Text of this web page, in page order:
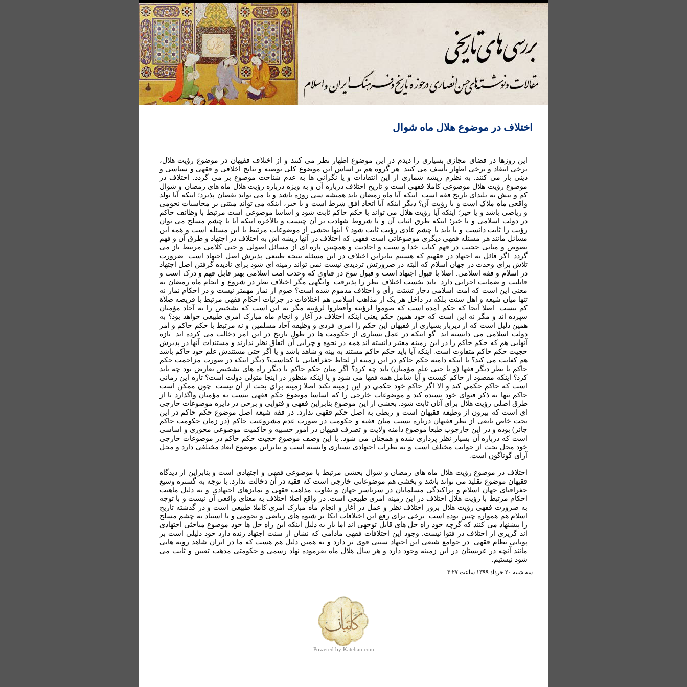
اختلاف در موضوع هلال ماه شوال
اين روزها در فضای مجازی بسياری را ديدم در اين موضوع اظهار نظر می کنند و از اختلاف فقيهان در موضوع رؤيت هلال،
برخی انتقاد و برخی اظهار تأسف می کنند. هر گروه هم بر اساس اين موضوع کلی توصيه و نتايج اخلاقی و فقهی و سياسی و
دينی بار می کنند. به نظرم ريشه شماری از اين انتقادات و يا نگرانی ها به عدم شناخت موضوع بر می گردد. اختلاف در
موضوع رؤيت هلال موضوعی کاملا فقهی است و تاريخ اختلاف درباره آن و به ويژه درباره رؤيت هلال ماه های رمضان و شوال
کم و بيش به بلندای تاريخ فقه است. اينکه آيا ماه رمضان بايد هميشه سی روزه باشد و يا می تواند نقصان پذيرد؛ اينکه آيا تولد
واقعی ماه ملاک است و يا رؤيت آن؟ ديگر اينکه آيا اتحاد افق شرط است و يا خير، اينکه می تواند مبتنی بر محاسبات نجومی
و رياضی باشد و يا خير؛ اينکه آيا رؤيت هلال می تواند با حکم حاکم ثابت شود و اساسا موضوعی است مرتبط با وظائف حاکم
در دولت اسلامی و يا خير؛ اينکه طرق اثبات آن و يا شروط شهادت بر آن چيست و بالأخره اينکه آيا با چشم مسلح می توان
رؤيت را ثابت دانست و يا بايد با چشم عادی رؤيت ثابت شود.؟ اينها بخشی از موضوعات مرتبط با اين مسئله است و همه اين
مسائل مانند هر مسئله فقهی ديگری موضوعاتی است فقهی که اختلاف در آنها ريشه اش به اختلاف در اجتهاد و طرق آن و فهم
نصوص و مبانی حجيت در فهم کتاب خدا و سنت و احاديث و همچنين پاره ای از مسائل اصولی و حتی کلامی مرتبط باز می
گردد. اگر قائل به اجتهاد در فقهيم که هستيم بنابراين اختلاف در اين مسئله نتيجه طبيعی پذيرش اصل اجتهاد است. ضرورت
تلاش برای وحدت در جهان اسلام که البته در ضرورتش تردیدی نیست نمی تواند زمینه ای شود برای نادیده گرفتن اصل اجتهاد
در اسلام و فقه اسلامی. اصلا با قبول اجتهاد است و قبول تنوع در فتاوی که وحدت امت اسلامی بهتر قابل فهم و درک است و
قابلیت و ضمانت اجرایی دارد. باید نخست اختلاف نظر را پذیرفت. وانگهی مگر اختلاف نظر در شروع و انجام ماه رمضان به
معنی اين است که امت اسلامی دچار تشتت رأی و اختلاف مذموم شده است؟ صوم از نماز مهمتر نيست و در احکام نماز نه
تنها ميان شيعه و اهل سنت بلکه در داخل هر یک از مذاهب اسلامی هم اختلافات در جزئيات احکام فقهی مرتبط با فريضه صلاة
کم نيست. اصلا آنجا که حکم آمده است که صوموا لرؤيته وأفطروا لرؤيته مگر نه اين است که تشخيص را به آحاد مؤمنان
سپرده اند و مگر نه اين است که خود همين حکم يعنی اينکه اختلاف در آغاز و انجام ماه مبارک امری طبيعی خواهد بود؟ به
همين دليل است که از ديرباز بسياری از فقيهان اين حکم را امری فردی و وظيفه آحاد مسلمين و نه مرتبط با حکم حاکم و امر
دولت اسلامی می دانسته اند. گو اينکه در عمل بسیاری از حکومت ها در طول تاريخ در اين امر دخالت می کرده اند. تازه
آنهایی هم که حکم حاکم را در اين زمينه معتبر دانسته اند همه در نحوه و چرایی آن اتفاق نظر ندارند و مستندات آنها در پذيرش
حجيت حکم حاکم متفاوت است. اينکه آيا بايد حکم حاکم مستند به بينه و شاهد باشد و يا اگر حتی مستندش علم خود حاکم باشد
هم کفايت می کند؟ يا اينکه دامنه حکم حاکم در این زمینه از لحاظ جغرافیایی تا کجاست؟ ديگر اينکه در صورت مزاحمت حکم
حاکم با نظر ديگر فقها (و يا حتی علم مؤمنان) بايد چه کرد؟ اگر میان حکم حاکم با دیگر راه های تشخیص تعارض بود چه باید
کرد؟ اينکه مقصود از حاکم کيست و آيا شامل همه فقها می شود و يا اينکه منظور در اینجا متولی دولت است؟ تازه اين زمانی
است که حاکم حکمی کند و الا اگر حاکم خود حکمی در اين زمينه نکند اصلا زمينه برای بحث از آن نيست. چون ممکن است
حاکم تنها به ذکر فتوای خود بسنده کند و موضوعات خارجی را که اساسا موضوع حکم فقهی نيست به مؤمنان واگذارد تا از
طرق اصلی رؤيت هلال برای آنان ثابت شود. بخشی از اين موضوع بنابراين فقهی و فتوایی و برخی در دايره موضوعات خارجی
ای است که بيرون از وظيفه فقیهان است و ربطی به اصل حکم فقهی ندارد. در فقه شيعه اصل موضوع حکم حاکم در اين
بحث خاص تابعی از نظر فقيهان درباره نسبت ميان فقيه و حکومت در صورت عدم مشروعيت حاکم (در زمان حکومت حاکم
جائر) بوده و در اين چارچوب طبعا موضوع دامنه ولایت و تصرف فقیهان در امور حسبیه و حاکمیت موضوعی محوری و اساسی
است که درباره آن بسيار نظر پردازی شده و همچنان می شود. با این وصف موضوع حجیت حکم حاکم در موضوعات خارجی
خود محل بحث از جوانب مختلف است و به نظرات اجتهادی بسياری وابسته است و بنابراين موضوع ابعاد مختلفی دارد و محل
آرای گوناگون است.
اختلاف در موضوع رؤيت هلال ماه های رمضان و شوال بخشی مرتبط با موضوعی فقهی و اجتهادی است و بنابراين از ديدگاه
فقيهان موضوع تقليد می تواند باشد و بخشی هم موضوعاتی خارجی است که فقيه در آن دخالت ندارد. با توجه به گستره وسيع
جغرافيای جهان اسلام و پراکندگی مسلمانان در سرتاسر جهان و تفاوت مذاهب فقهی و تمايزهای اجتهادی و به دليل ماهيت
احکام مرتبط با رؤيت هلال اختلاف در اين زمينه امری طبيعی است. در واقع اصلا اختلاف به معنای واقعی آن نيست و با توجه
به ضرورت فقهی رؤيت هلال بروز اختلاف نظر و عمل در آغاز و انجام ماه مبارک امری کاملا طبيعی است و در گذشته تاريخ
اسلام هم همواره چنين بوده است. برخی برای رفع اين اختلافات اتکا بر شيوه های رياضی و نجومی و یا استناد به چشم مسلح
را پیشنهاد می کنند که گرچه خود راه حل های قابل توجهی اند اما باز به دلیل اینکه این راه حل ها خود موضوع مباحثی اجتهادی
اند گریزی از اختلاف در فتوا نیست. وجود اين اختلافات فقهی مادامی که نشان از سنت اجتهاد زنده دارد خود دلیلی است بر
پويایی نظام فقهی. در جوامع شيعی اين اجتهاد سنتی قوی تر دارد و به همين دليل هم هست که ما در ايران شاهد رويه هایی
مانند آنچه در عربستان در اين زمينه وجود دارد و هر سال هلال ماه بفرموده نهاد رسمی و حکومتی مذهب تعیین و ثابت می
شود نیستیم.
سه شنبه ۲۰ خرداد ۱۳۹۹ ساعت ۳:۲۷
Powered by Kateban.com